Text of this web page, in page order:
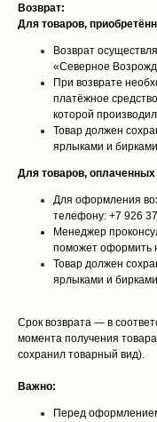
Возврат:
Для товаров,
Возврат
«Северное
При возврате
платёжное
которой
Товар должен
ярлыками и
Для товаров,
Для оформления
телефону: +7 926
Менеджер
поможет оформить
Товар должен
ярлыками и
Срок возврата — в
момента получения
сохранил товарный вид).
Важно:
Перед